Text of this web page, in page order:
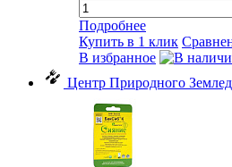
Подробнее
Купить в 1 клик
В избранное
Центр Природного